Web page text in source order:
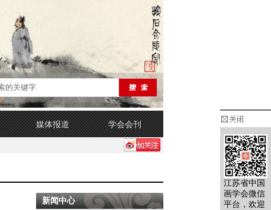
媒体报道 学会会刊
新闻中心
江苏省中国
画学会微信
平台，欢迎